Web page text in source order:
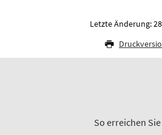
Letzte Änderung:
So erreichen